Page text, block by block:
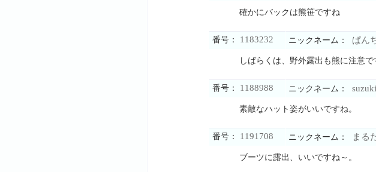
確かにバックは熊笹ですね
番号： 1183232 ニックネーム： ぱん
しばらくは、野外露出も熊に注意で
番号： 1188988 ニックネーム：
素敵なハット姿がいいですね。
番号： 1191708 ニックネーム： まる
ブーツに露出、いいですね～。